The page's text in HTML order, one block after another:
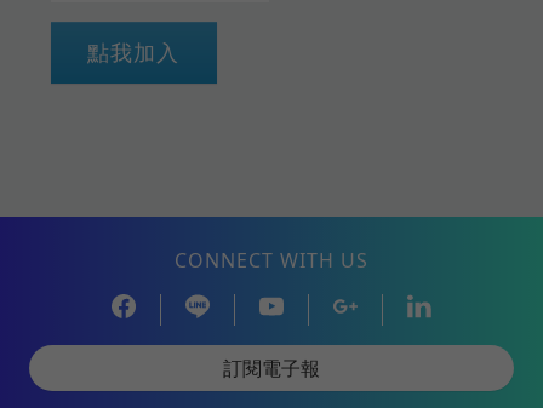
點我加入
CONNECT WITH US
訂閱電子報